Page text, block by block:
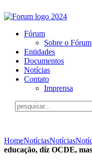
Fórum
Sobre o Fórum
Entidades
Documentos
Notícias
Contato
Imprensa
HomeNotíciasNotícias
educação, diz OCDE,